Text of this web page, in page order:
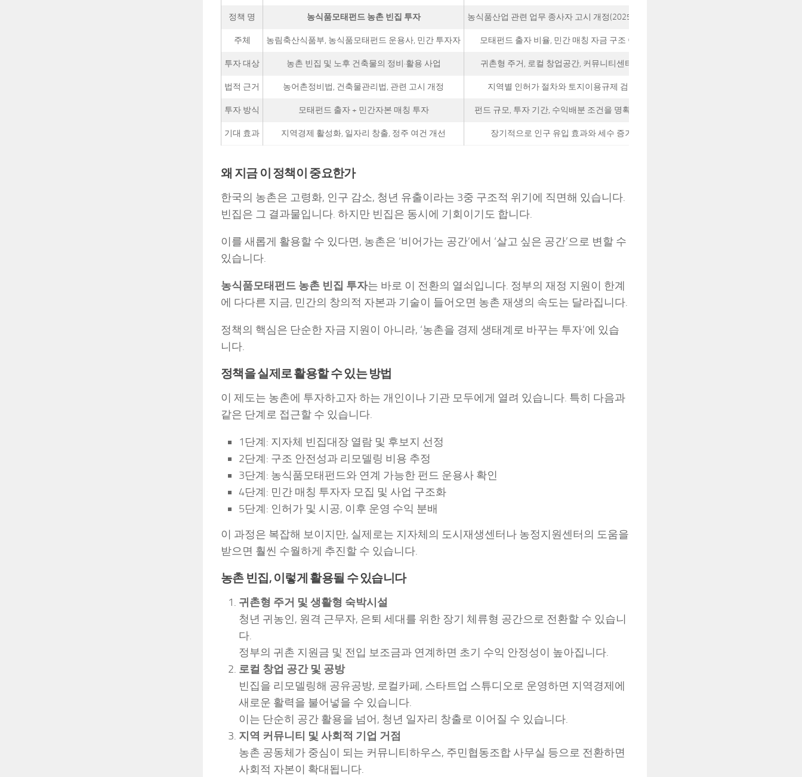
정책 명 농식품모태펀드 농촌 빈집 투자 농식품산업 관련 업무 종사자 고시 개정(2025.10.27 시행)
주체 농림축산식품부, 농식품모태펀드 운용사, 민간 투자자 모태펀드 출자 비율, 민간 매칭 자금 구조 이해 필요
투자 대상 농촌 빈집 및 노후 건축물의 정비·활용 사업 귀촌형 주거, 로컬 창업공간, 커뮤니티센터 등 다양
법적 근거 농어촌정비법, 건축물관리법, 관련 고시 개정 지역별 인허가 절차와 토지이용규제 검토 필수
투자 방식 모태펀드 출자 + 민간자본 매칭 투자 펀드 규모, 투자 기간, 수익배분 조건을 명확히 해야 함
기대 효과 지역경제 활성화, 일자리 창출, 정주 여건 개선 장기적으로 인구 유입 효과와 세수 증가 기대
왜 지금 이 정책이 중요한가
한국의 농촌은 고령화, 인구 감소, 청년 유출이라는 3중 구조적 위기에 직면해 있습니다.
빈집은 그 결과물입니다. 하지만 빈집은 동시에 기회이기도 합니다.
이를 새롭게 활용할 수 있다면, 농촌은 ‘비어가는 공간’에서 ‘살고 싶은 공간’으로 변할 수
있습니다.
농식품모태펀드 농촌 빈집 투자는 바로 이 전환의 열쇠입니다. 정부의 재정 지원이 한계
에 다다른 지금, 민간의 창의적 자본과 기술이 들어오면 농촌 재생의 속도는 달라집니다.
정책의 핵심은 단순한 자금 지원이 아니라, ‘농촌을 경제 생태계로 바꾸는 투자’에 있습
니다.
정책을 실제로 활용할 수 있는 방법
이 제도는 농촌에 투자하고자 하는 개인이나 기관 모두에게 열려 있습니다. 특히 다음과
같은 단계로 접근할 수 있습니다.
1단계: 지자체 빈집대장 열람 및 후보지 선정
2단계: 구조 안전성과 리모델링 비용 추정
3단계: 농식품모태펀드와 연계 가능한 펀드 운용사 확인
4단계: 민간 매칭 투자자 모집 및 사업 구조화
5단계: 인허가 및 시공, 이후 운영 수익 분배
이 과정은 복잡해 보이지만, 실제로는 지자체의 도시재생센터나 농정지원센터의 도움을
받으면 훨씬 수월하게 추진할 수 있습니다.
농촌 빈집, 이렇게 활용될 수 있습니다
귀촌형 주거 및 생활형 숙박시설
청년 귀농인, 원격 근무자, 은퇴 세대를 위한 장기 체류형 공간으로 전환할 수 있습니
다.
정부의 귀촌 지원금 및 전입 보조금과 연계하면 초기 수익 안정성이 높아집니다.
로컬 창업 공간 및 공방
빈집을 리모델링해 공유공방, 로컬카페, 스타트업 스튜디오로 운영하면 지역경제에
새로운 활력을 불어넣을 수 있습니다.
이는 단순히 공간 활용을 넘어, 청년 일자리 창출로 이어질 수 있습니다.
지역 커뮤니티 및 사회적 기업 거점
농촌 공동체가 중심이 되는 커뮤니티하우스, 주민협동조합 사무실 등으로 전환하면
사회적 자본이 확대됩니다.